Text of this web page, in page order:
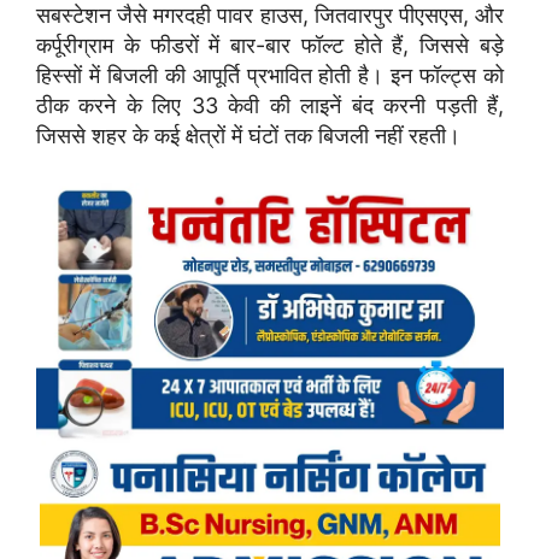
सबस्टेशन जैसे मगरदही पावर हाउस, जितवारपुर पीएसएस, और
कर्पूरीग्राम के फीडरों में बार-बार फॉल्ट होते हैं, जिससे बड़े
हिस्सों में बिजली की आपूर्ति प्रभावित होती है। इन फॉल्ट्स को
ठीक करने के लिए 33 केवी की लाइनें बंद करनी पड़ती हैं,
जिससे शहर के कई क्षेत्रों में घंटों तक बिजली नहीं रहती।